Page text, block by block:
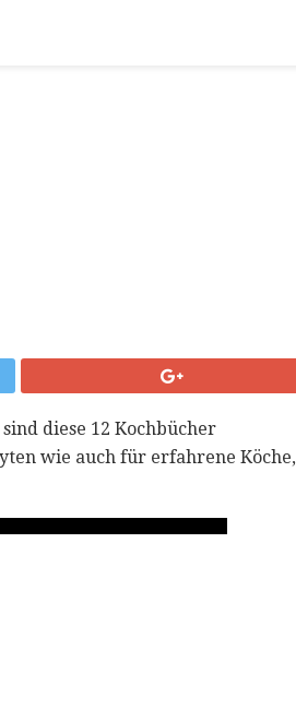
diese 12 Kochbücher
wie auch für erfahrene Köche,